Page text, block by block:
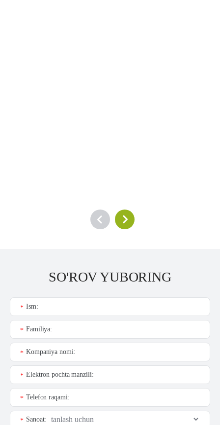
SO'ROV YUBORING
Ism:
*
Familiya:
*
Kompaniya nomi:
*
Elektron pochta manzili:
*
Telefon raqami:
*
Sanoat:
*